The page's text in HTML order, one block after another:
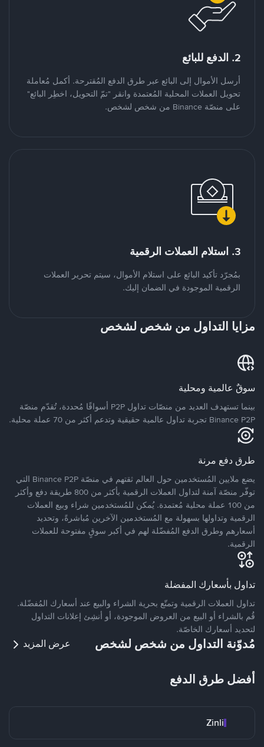
2. الدفع للبائع
أرسل الأموال إلى البائع عبر طرق الدفع المُقترحة. أكمل مُعاملة
تحويل العملات المحلية المُعتمدة وانقر "تمّ التحويل، اخطِر البائع"
على منصّة Binance من شخص لشخص.
3. استلام العملات الرقمية
بمُجرّد تأكيد البائع على استلام الأموال، سيتم تحرير العملات
الرقمية الموجودة في الضمان إليك.
مزايا التداول من شخص لشخص
سوقٌ عالمية ومحلية
بينما تستهدف العديد من منصّات تداول P2P أسواقًا مُحددة، تُقدّم منصّة
Binance P2P تجربة تداول عالمية حقيقية وتدعم أكثر من 70 عملة محلية.
طرق دفع مرنة
يضع ملايين المُستخدمين حول العالم ثقتهم في منصّة Binance P2P التي
توفّر منصّة آمنة لتداول العملات الرقمية بأكثر من 800 طريقة دفع وأكثر
من 100 عملة محلية مُعتمدة. يُمكن للمُستخدمين شراء وبيع العملات
الرقمية وتداولها بسهولة مع المُستخدمين الآخرين مُباشرةً، وتحديد
أسعارهم وطرق الدفع المُفضّلة لهم في أكبر سوقٍ مفتوحة للعملات
الرقمية.
تداول بأسعارك المفضلة
تداول العملات الرقمية وتمتّع بحرية الشراء والبيع عند أسعارك المُفضّلة.
قُم بالشراء أو البيع من العروض الموجودة، أو أنشِئ إعلانات التداول
لتحديد أسعارك الخاصّة.
مُدوّنة التداول من شخص لشخص عرض المزيد
أفضل طرق الدفع
Zinli